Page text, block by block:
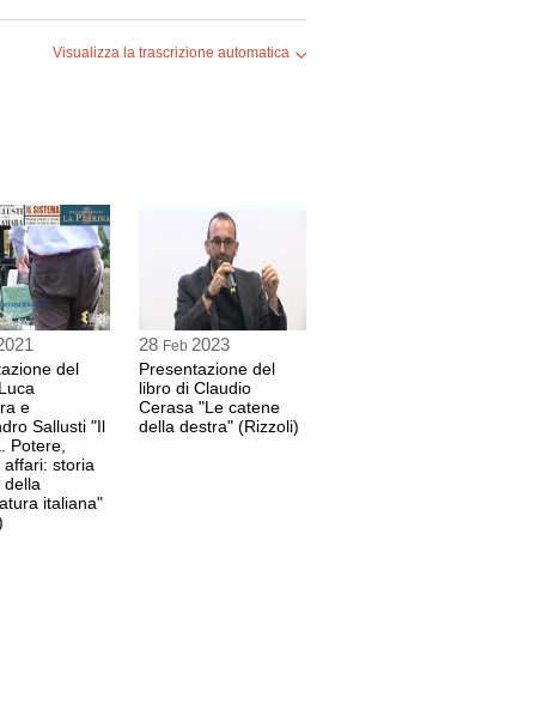
Visualizza la trascrizione automatica
del
e
Sallusti "Il
Potere,
affari: storia
della
italiana"
28 Feb 2023
Presentazione del
libro di Claudio
Cerasa "Le catene
della destra" (Rizzoli)